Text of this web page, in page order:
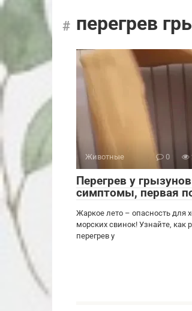
перегрев
Животные 0
Перегрев у
симптомы, первая
Жаркое лето – опасность для
морских свинок! Узнайте, как
перегрев у